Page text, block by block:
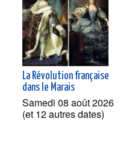
La Révolution française
dans le Marais
Samedi 08 août 2026
(et 12 autres dates)